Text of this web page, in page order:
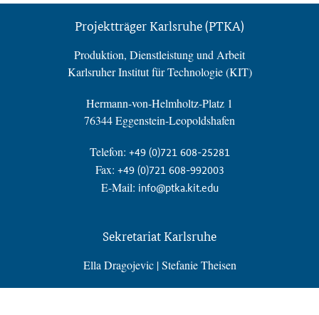
Projektträger Karlsruhe (PTKA)
Produktion, Dienstleistung und Arbeit
Karlsruher Institut für Technologie (KIT)
Hermann-von-Helmholtz-Platz 1
76344 Eggenstein-Leopoldshafen
Telefon: +49 (0)721 608-25281
Fax: +49 (0)721 608-992003
E-Mail: info@ptka.kit.edu
Sekretariat Karlsruhe
Ella Dragojevic | Stefanie Theisen